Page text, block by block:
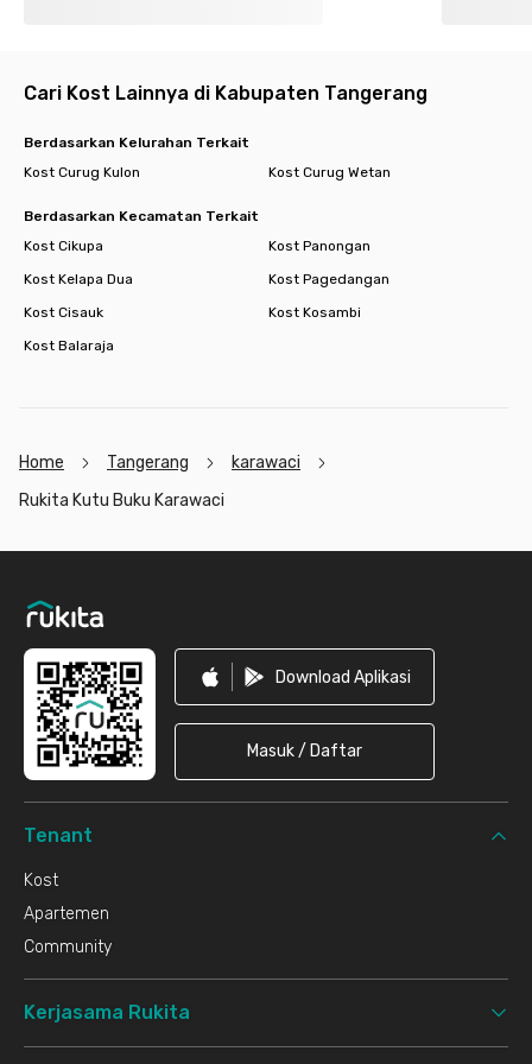
Minimarket
- Hypermart 3.6 km
Akses Tol
Cari Kost Lainnya di Kabupaten Tangerang
Berdasarkan Kelurahan Terkait
Kost Curug Kulon
Kost Curug Wetan
Berdasarkan Kecamatan Terkait
Kost Cikupa
Kost Panongan
Kost Kelapa Dua
Kost Pagedangan
Kost Cisauk
Kost Kosambi
Kost Balaraja
Home Tangerang
karawaci
Rukita Kutu Buku Karawaci
Download Aplikasi
Masuk / Daftar
Tenant
Kost
Apartemen
Community
Kerjasama Rukita